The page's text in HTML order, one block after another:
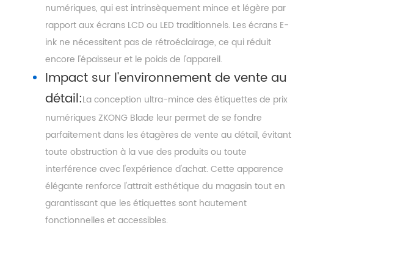
numériques, qui est intrinsèquement mince et légère par
rapport aux écrans LCD ou LED traditionnels. Les écrans E-
ink ne nécessitent pas de rétroéclairage, ce qui réduit
encore l'épaisseur et le poids de l'appareil.
Impact sur l'environnement de vente au
détail:La conception ultra-mince des étiquettes de prix
numériques ZKONG Blade leur permet de se fondre
parfaitement dans les étagères de vente au détail, évitant
toute obstruction à la vue des produits ou toute
interférence avec l'expérience d'achat. Cette apparence
élégante renforce l'attrait esthétique du magasin tout en
garantissant que les étiquettes sont hautement
fonctionnelles et accessibles.